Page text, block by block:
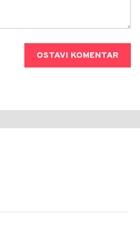
OSTAVI KOMENTAR